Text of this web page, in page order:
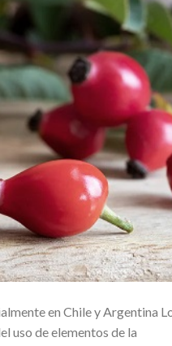
en Chile y Argentina
uso de elementos de la